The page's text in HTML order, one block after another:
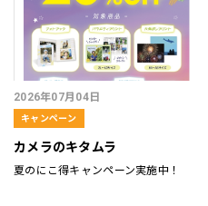
2026年07月04日
キャンペーン
カメラのキタムラ
夏のにこ得キャンペーン実施中！